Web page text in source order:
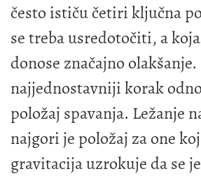
često ističu četiri ključna
se treba usredotočiti, a
donose značajno
najjednostavniji korak
položaj spavanja. Ležanje
najgori je položaj za one
gravitacija uzrokuje da se